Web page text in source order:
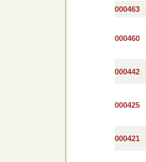
000463
000460
000442
000425
000421